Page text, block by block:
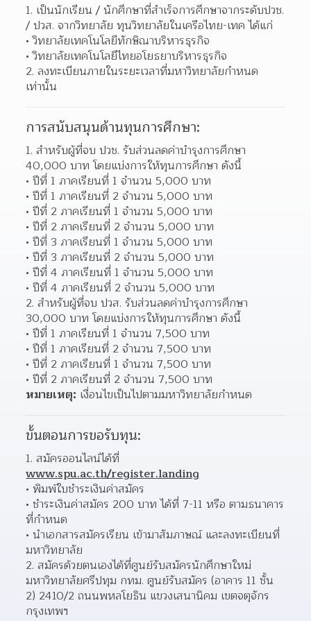
1. เป็นนักเรียน / นักศึกษาที่สำเร็จการศึกษาจากระดับปวช.
/ ปวส. จากวิทยาลัย ทุนวิทยาลัยในเครือไทย-เทค ได้แก่
วิทยาลัยเทคโนโลยีทักษิณาบริหารธุรกิจ
วิทยาลัยเทคโนโลยีไทยอโยธยาบริหารธุรกิจ
2. ลงทะเบียนภายในระยะเวลาที่มหาวิทยาลัยกำหนด
เท่านั้น
การสนับสนุนด้านทุนการศึกษา:
1. สำหรับผู้ที่จบ ปวช. รับส่วนลดค่าบำรุงการศึกษา
40,000 บาท โดยแบ่งการให้ทุนการศึกษา ดังนี้
ปีที่ 1 ภาคเรียนที่ 1 จำนวน 5,000 บาท
ปีที่ 1 ภาคเรียนที่ 2 จำนวน 5,000 บาท
ปีที่ 2 ภาคเรียนที่ 1 จำนวน 5,000 บาท
ปีที่ 2 ภาคเรียนที่ 2 จำนวน 5,000 บาท
ปีที่ 3 ภาคเรียนที่ 1 จำนวน 5,000 บาท
ปีที่ 3 ภาคเรียนที่ 2 จำนวน 5,000 บาท
ปีที่ 4 ภาคเรียนที่ 1 จำนวน 5,000 บาท
ปีที่ 4 ภาคเรียนที่ 2 จำนวน 5,000 บาท
2. สำหรับผู้ที่จบ ปวส. รับส่วนลดค่าบำรุงการศึกษา
30,000 บาท โดยแบ่งการให้ทุนการศึกษา ดังนี้
ปีที่ 1 ภาคเรียนที่ 1 จำนวน 7,500 บาท
ปีที่ 1 ภาคเรียนที่ 2 จำนวน 7,500 บาท
ปีที่ 2 ภาคเรียนที่ 1 จำนวน 7,500 บาท
ปีที่ 2 ภาคเรียนที่ 2 จำนวน 7,500 บาท
หมายเหตุ: เงื่อนไขเป็นไปตามมหาวิทยาลัยกำหนด
ขั้นตอนการขอรับทุน:
www.spu.ac.th/register.landing
พิมพ์ใบชำระเงินค่าสมัคร
ชำระเงินค่าสมัคร 200 บาท ได้ที่ 7-11 หรือ ตามธนาคาร
ที่กำหนด
นำเอกสารสมัครเรียน เข้ามาสัมภาษณ์ และลงทะเบียนที่
มหาวิทยาลัย
2. สมัครด้วยตนเองได้ที่ศูนย์รับสมัครนักศึกษาใหม่
มหาวิทยาลัยศรีปทุม กทม. ศูนย์รับสมัคร (อาคาร 11 ชั้น
2) 2410/2 ถนนพหลโยธิน แขวงเสนานิคม เขตจตุจักร
กรุงเทพฯ